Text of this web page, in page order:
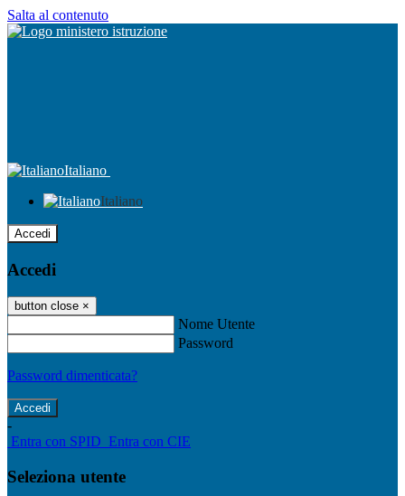
Salta al contenuto
Italiano
Italiano
Accedi
Accedi
button close ×
Nome Utente
Password
Password dimenticata?
-
Entra con SPID Entra con CIE
Seleziona utente